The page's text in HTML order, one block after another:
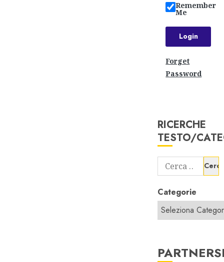
Remember
Me
Forget
Password
RICERCHE
TESTO/
Ricerca
per:
Categorie